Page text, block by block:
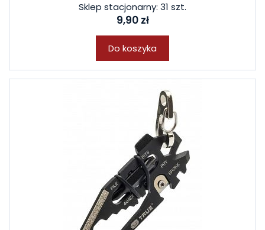
Sklep stacjonarny: 31 szt.
9,90 zł
Do koszyka